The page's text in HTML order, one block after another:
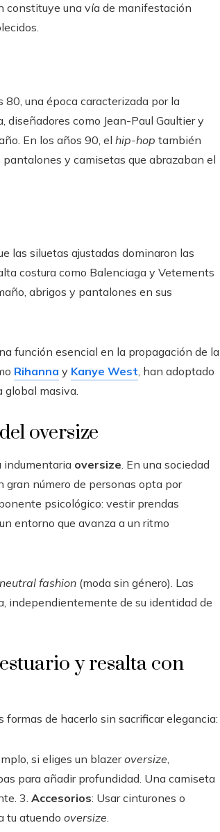
constituye una vía de manifestación
80, una época caracterizada por la
como Jean-Paul Gaultier y
En los años 90, el hip-hop también
pantalones y camisetas que abrazaban el
las siluetas ajustadas dominaron las
costura como Balenciaga y Vetements
abrigos y pantalones en sus
función esencial en la propagación de la
Rihanna y Kanye West, han adoptado
global masiva.
oversize
indumentaria oversize. En una sociedad
gran número de personas opta por
psicológico: vestir prendas
entorno que avanza a un ritmo
fashion (moda sin género). Las
independientemente de su identidad de
y resalta con
formas de hacerlo sin sacrificar elegancia:
si eliges un blazeroversize,
para añadir profundidad. Una camiseta
3. Accesorios: Usar cinturones o
tu atuendo oversize.